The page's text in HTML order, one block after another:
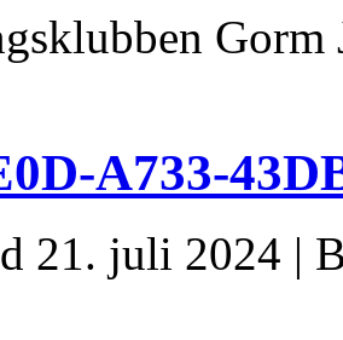
A733-
21. juli 2024 |